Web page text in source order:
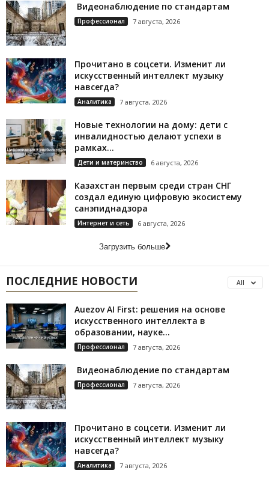
Видеонаблюдение по стандартам
Профессионал 7 августа, 2026
Прочитано в соцсети. Изменит ли
искусственный интеллект музыку
навсегда?
Аналитика 7 августа, 2026
Новые технологии на дому: дети с
инвалидностью делают успехи в
рамках...
Дети и материнство 6 августа, 2026
Казахстан первым среди стран СНГ
создал единую цифровую экосистему
санэпиднадзора
Интернет и сеть 6 августа, 2026
Загрузить больше
ПОСЛЕДНИЕ НОВОСТИ All
Auezov AI First: решения на основе
искусственного интеллекта в
образовании, науке...
Профессионал 7 августа, 2026
Видеонаблюдение по стандартам
Профессионал 7 августа, 2026
Прочитано в соцсети. Изменит ли
искусственный интеллект музыку
навсегда?
Аналитика 7 августа, 2026